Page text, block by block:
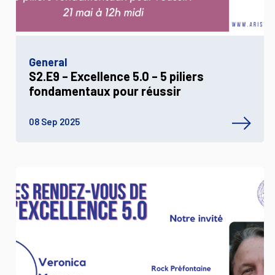
General
S2.E9 – Excellence 5.0 – 5 piliers
fondamentaux pour réussir
08 Sep 2025